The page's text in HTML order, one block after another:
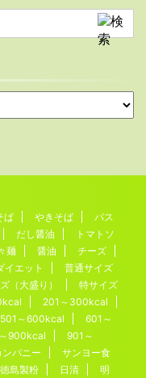
ば やきそば
パス
だし醤油
トマトソ
麺 醤油
チーズ
イエット
普通サイズ
（大盛り）
特サイズ
201～300kcal
501～600kcal
601～
900kcal
901～
パニー
サンヨー食
徳島製粉 日清 明